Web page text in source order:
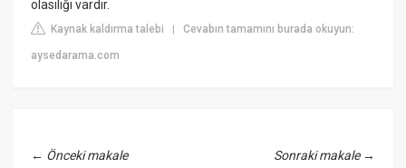
olasılığı vardır.
Kaynak kaldırma talebi |Cevabın tamamını burada okuyun:
aysedarama.com
← Önceki makale Sonraki makale→